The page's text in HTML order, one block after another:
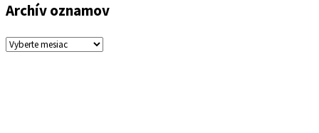
Archív oznamov
Archív